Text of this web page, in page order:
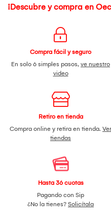
¡Descubre y compra en
Compra fácil y seguro
En solo 6 simples pasos, ve nuestro
video
Retiro en tienda
Compra online y retira en tienda. Ver
tiendas
Hasta 36 cuotas
Pagando con Sip
¿No la tienes? Solicítala